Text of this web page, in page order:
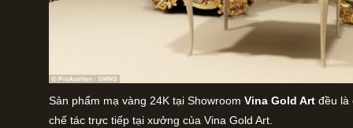
Sản phẩm mạ vàng 24K tại ShowroomVina Gold Artđều là
chế tác trực tiếp tại xưởng của Vina Gold Art.